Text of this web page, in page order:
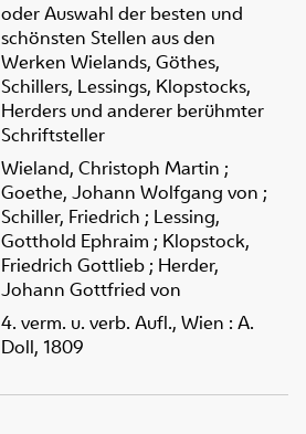
oder Auswahl der besten und
schönsten Stellen aus den
Werken Wielands, Göthes,
Schillers, Lessings, Klopstocks,
Herders und anderer berühmter
Schriftsteller
Wieland, Christoph Martin ;
Goethe, Johann Wolfgang von ;
Schiller, Friedrich ; Lessing,
Gotthold Ephraim ; Klopstock,
Friedrich Gottlieb ; Herder,
Johann Gottfried von
4. verm. u. verb. Aufl., Wien : A.
Doll, 1809